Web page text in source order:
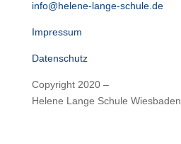
info@helene-lange-schule.de
Impressum
Datenschutz
Copyright 2020 –
Helene Lange Schule Wiesbaden